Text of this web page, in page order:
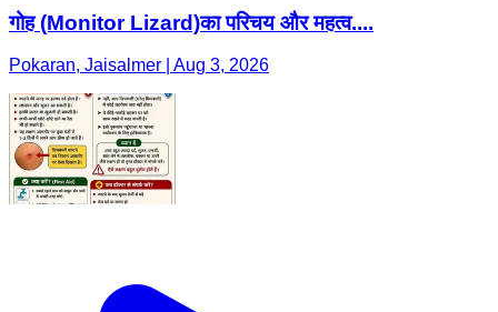
गोह (Monitor Lizard)का परिचय और महत्व....
Pokaran, Jaisalmer | Aug 3, 2026